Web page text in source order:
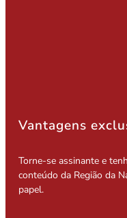
Vantagens
Torne-se assinante e
conteúdo da Região da
papel.